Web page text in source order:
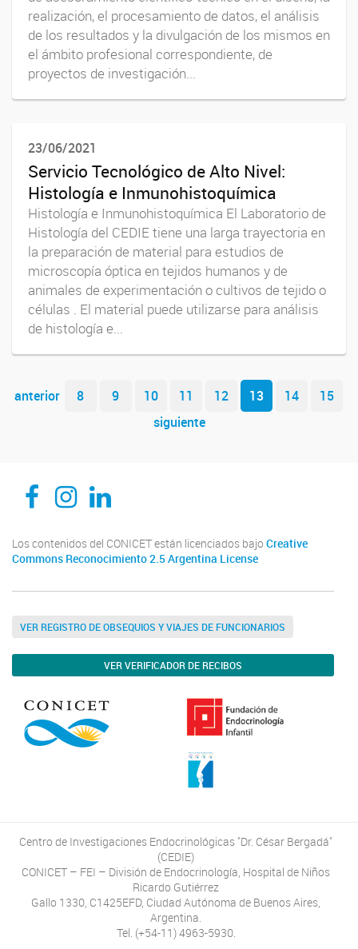
realización, el procesamiento de datos, el análisis
de los resultados y la divulgación de los mismos en
el ámbito profesional correspondiente, de
proyectos de investigación...
23/06/2021
Servicio Tecnológico de Alto Nivel:
Histología e Inmunohistoquímica
Histología e Inmunohistoquímica El Laboratorio de
Histología del CEDIE tiene una larga trayectoria en
la preparación de material para estudios de
microscopía óptica en tejidos humanos y de
animales de experimentación o cultivos de tejido o
células . El material puede utilizarse para análisis
de histología e...
Navegador de artículos
anterior 8 9 10 11 12 13 14
15
siguiente
CEDIE, Centro de Investigaciones Endocrinológicas Dr. César Bergadá
CEDIE, Centro de Investigaciones Endocrinológicas Dr. César Bergadá
CEDIE, Centro de Investigaciones Endocrinológicas Dr. César Bergadá
Los contenidos del CONICET están licenciados bajo Creative
Commons Reconocimiento 2.5 Argentina License
VER REGISTRO DE OBSEQUIOS Y VIAJES DE FUNCIONARIOS
VER VERIFICADOR DE RECIBOS
Centro de Investigaciones Endocrinológicas "Dr. César Bergadá"
(CEDIE)
CONICET – FEI – División de Endocrinología, Hospital de Niños
Ricardo Gutiérrez
Gallo 1330, C1425EFD, Ciudad Autónoma de Buenos Aires,
Argentina.
Tel. (+54-11) 4963-5930.